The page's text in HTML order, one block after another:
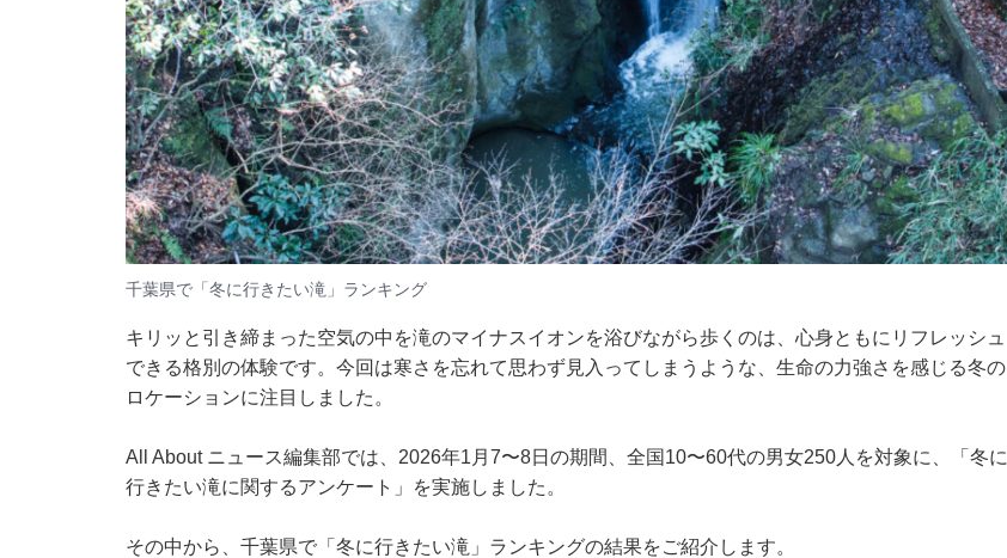
千葉県で「冬に行きたい滝」ランキング
キリッと引き締まった空気の中を滝のマイナスイオンを浴びながら歩くのは、心身ともにリフレッシュ
できる格別の体験です。今回は寒さを忘れて思わず見入ってしまうような、生命の力強さを感じる冬の
ロケーションに注目しました。
All About ニュース編集部では、2026年1月7〜8日の期間、全国10〜60代の男女250人を対象に、「冬に
行きたい滝に関するアンケート」を実施しました。
その中から、千葉県で「冬に行きたい滝」ランキングの結果をご紹介します。